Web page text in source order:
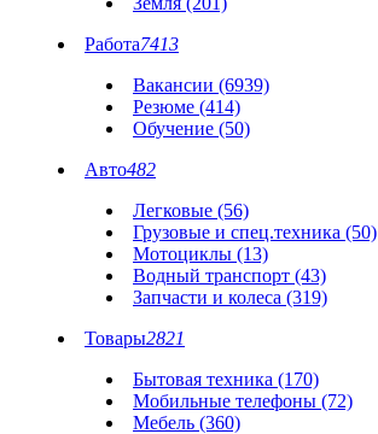
Работа7413
Вакансии (6939)
Резюме (414)
Обучение (50)
Авто482
Легковые (56)
Грузовые и спец.техника (50)
Мотоциклы (13)
Водный транспорт (43)
Запчасти и колеса (319)
Товары2821
Бытовая техника (170)
Мобильные телефоны (72)
Мебель (360)